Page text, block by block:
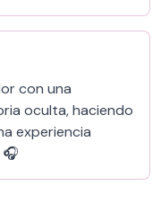
con una
oculta, haciendo
experiencia
🎧